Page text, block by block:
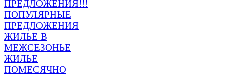
ПРЕДЛОЖЕНИЯ!!!
ПОПУЛЯРНЫЕ
ПРЕДЛОЖЕНИЯ
ЖИЛЬЕ В
МЕЖСЕЗОНЬЕ
ЖИЛЬЕ
ПОМЕСЯЧНО